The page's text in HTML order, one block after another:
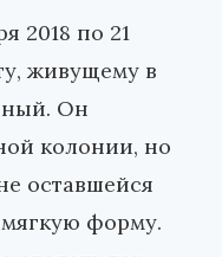
2018 по 21
живущему в
Он
колонии, но
оставшейся
мягкую форму.